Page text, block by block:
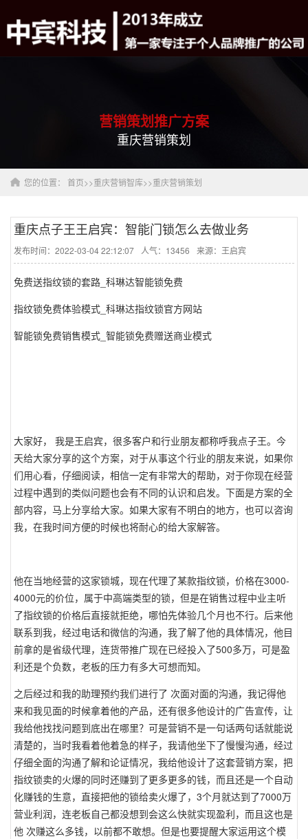
营销策划推广方案
重庆营销策划
您的位置： 首页>>重庆营销智库>>重庆营销策划
重庆点子王王启宾：智能门锁怎么去做业务
发布时间：2022-03-04 22:12:07 人气：13456 来源：王启宾
免费送指纹锁的套路_科琳达智能锁免费
指纹锁免费体验模式_科琳达指纹锁官方网站
智能锁免费销售模式_智能锁免费赠送商业模式
大家好， 我是王启宾，很多客户和行业朋友都称呼我点子王。今
天给大家分享的这个方案，对于从事这个行业的朋友来说，如果你
们用心看，仔细阅读，相信一定有非常大的帮助，对于你现在经营
过程中遇到的类似问题也会有不同的认识和启发。下面是方案的全
部内容，马上分享给大家。如果大家有不明白的地方，也可以咨询
我，在我时间方便的时候也将耐心的给大家解答。
他在当地经营的这家锁城，现在代理了某款指纹锁，价格在3000-
4000元的价位，属于中高端类型的锁，但是在销售过程中业主听
了指纹锁的价格后直接就拒绝，哪怕先体验几个月也不行。后来他
联系到我，经过电话和微信的沟通，我了解了他的具体情况，他目
前拿的是省级代理，连货带推广现在已经投入了500多万，可是盈
利还是个负数，老板的压力有多大可想而知。
之后经过和我的助理预约我们进行了 次面对面的沟通，我记得他
来和我见面的时候拿着他的产品，还有很多他设计的广告宣传，让
我给他找找问题到底出在哪里？可是营销不是一句话两句话就能说
清楚的，当时我看着他着急的样子，我请他坐下了慢慢沟通，经过
仔细全面的沟通了解和论证情况，我给他设计了这套营销方案，把
指纹锁卖的火爆的同时还赚到了更多更多的钱，而且还是一个自动
化赚钱的生意，直接把他的锁给卖火爆了，3个月就达到了7000万
营业利润，连老板自己都没想到会这么快就实现盈利，而且这也是
他 次赚这么多钱，以前都不敢想。但是也要提醒大家运用这个模